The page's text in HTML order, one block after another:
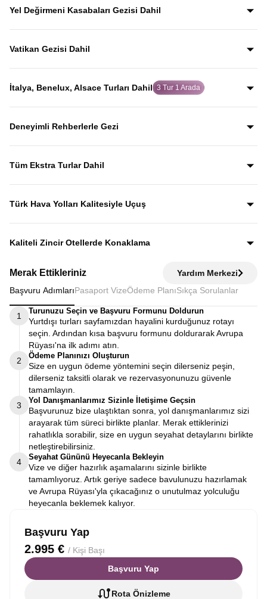
dokusuyla öne çıkan Strasbourg gibi Alsace’ın en güzel
Yel Değirmeni Kasabaları Gezisi Dahil
Hollanda’nın simgesi haline gelen yel değirmenlerini
yakından görebileceğiniz Volendam ve Zaanse Schans,
Vatikan Gezisi Dahil
Katolik dünyasının merkezi olan Vatikan, rehber anlatımları
eşliğinde tur programında yer alır.
İtalya, Benelux, Alsace Turları Dahil 3 Tur 1 Arada
İtalya’nın ikonik şehirleri, Benelux ülkelerini ve Alsace’ın
masalsı kasabalarını tek programda birleştiren bu rota ile
Deneyimli Rehberlerle Gezi
Yıllardır bu tur rotasını birebir uygulayan ve deneyimleyen
rehberler eşliğinde gezerek; şehirleri sadece görmekle
Tüm Ekstra Turlar Dahil
Yola çıktığınızda sürpriz ödemelerle karşılaşmazsınız.
Ekstra tur ücreti alınmaz; programda yer alan tüm geziler
Türk Hava Yolları Kalitesiyle Uçuş
Dünyanın en iyi havayollarından biri olan Türk Hava
Yolları’nın konforu ve hizmet kalitesiyle seyahat edersiniz.
Kaliteli Zincir Otellerde Konaklama
kalınırken, Avrupa Rüyası’nda merkeze yakın kaliteli zincir
otellerde konaklayarak zamanınızı verimli kullanırsınız.
Merak Ettikleriniz
Yardım Merkezi
Başvuru AdımlarıPasaport VizeÖdeme Planı Sıkça Sorulanlar
1
Turunuzu Seçin ve Başvuru Formunu Doldurun
Yurtdışı turları sayfamızdan hayalini kurduğunuz rotayı
seçin. Ardından kısa başvuru formunu doldurarak Avrupa
Rüyası'na ilk adımı atın.
2
Ödeme Planınızı Oluşturun
Size en uygun ödeme yöntemini seçin dilerseniz peşin,
dilerseniz taksitli olarak ve rezervasyonunuzu güvenle
tamamlayın.
3
Yol Danışmanlarımız Sizinle İletişime Geçsin
Başvurunuz bize ulaştıktan sonra, yol danışmanlarımız sizi
arayarak tüm süreci birlikte planlar. Merak ettiklerinizi
rahatlıkla sorabilir, size en uygun seyahat detaylarını birlikte
netleştirebilirsiniz.
4
Seyahat Gününü Heyecanla Bekleyin
Vize ve diğer hazırlık aşamalarını sizinle birlikte
tamamlıyoruz. Artık geriye sadece bavulunuzu hazırlamak
ve Avrupa Rüyası'yla çıkacağınız o unutulmaz yolculuğu
heyecanla beklemek kalıyor.
Başvuru Yap
2.995 € / Kişi Başı
Başvuru Yap
Rota Önizleme